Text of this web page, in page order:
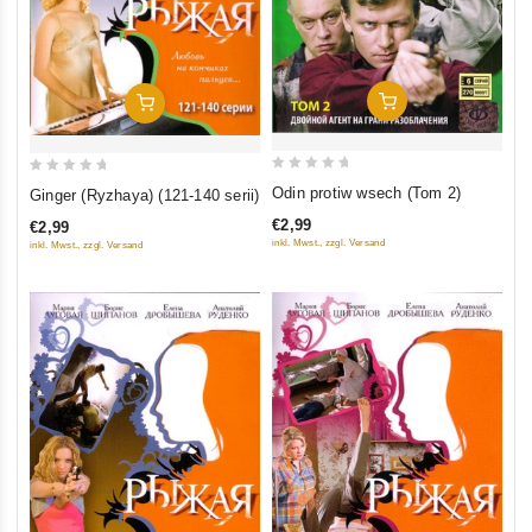
In Den Warenkorb
of
Ginger (Ryzhaya) (121-140 serii)
€2,99
inkl. Mwst., zzgl. Versand
In Den Warenkorb
of
Odin protiw wsech (Tom 2)
€2,99
inkl. Mwst., zzgl. Versand